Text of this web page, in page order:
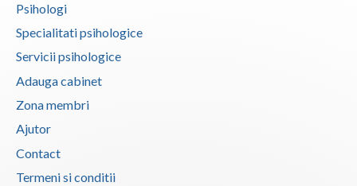
Mehedinti
Mures
Neamt
Olt
Prahova
handicap - evaluare psihologica clinica
Cabinet individual de psihologie
actualizat tipul de terapie oferit
Grup
Psihologi
Specialitati psihologice
Servicii psihologice
Adauga cabinet
Zona membri
Ajutor
Contact
Termeni si conditii